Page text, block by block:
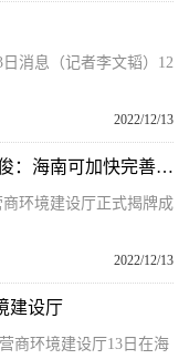
消息（记者李文韬）12
2022/12/13
天天热门:南国智库｜商务部研究院李俊：海南可加快完善服务贸易、数字贸易的营商环境
环境建设厅正式揭牌成
2022/12/13
建设厅
商环境建设厅13日在海